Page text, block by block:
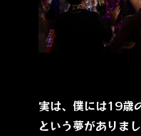
実は、僕には19歳
という夢がありまし